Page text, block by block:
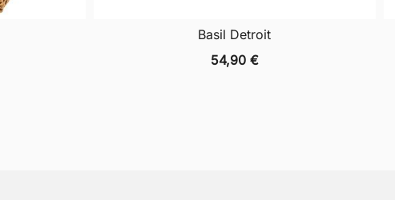
Basil Detroit
54,90 €